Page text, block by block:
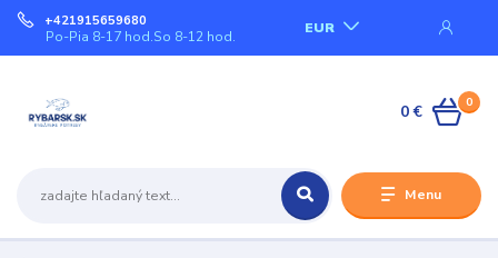
Menu
EUR
+421915659680
Po-Pia 8-17 hod.So 8-12 hod.
0
0 €